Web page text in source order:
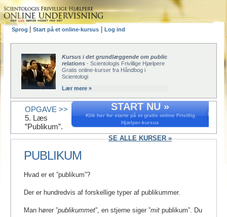
Sprog Start på et online-kursus Log ind
Kursus i det grundlæggende om public
relations - Scientologis Frivillige Hjælpere
Gratis online-kurser fra Håndbog i
Scientologi
Lær mere »
START NU »
Klik her for starte på et gratis online Frivillig
Hjælper-kursus
SE ALLE KURSER »
OPGAVE >>
5. Læs
”Publikum”.
PUBLIKUM
Hvad er et ”publikum”?
Der er hundredvis af forskellige typer af publikummer.
Man hører ”publikummet”, en stjerne siger ”mit publikum”. Du